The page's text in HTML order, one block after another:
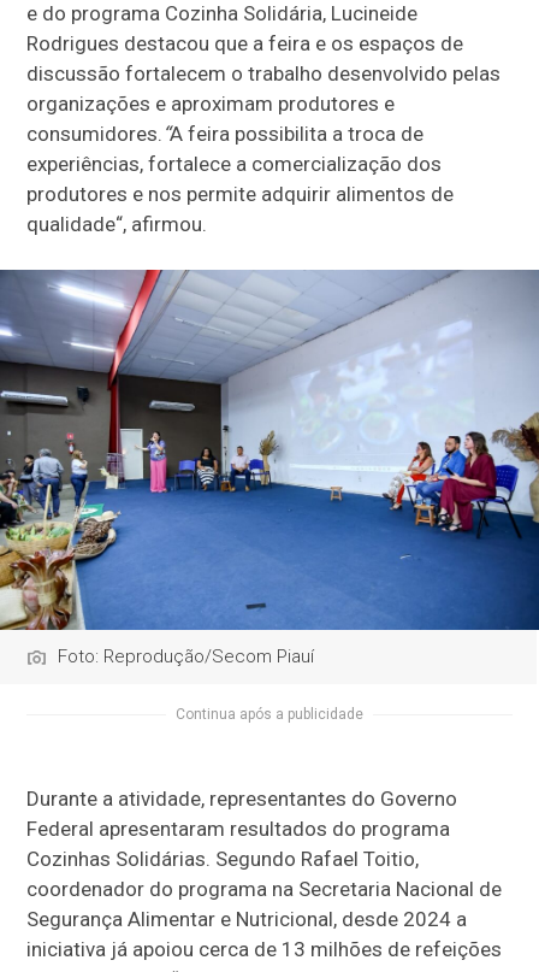
e do programa Cozinha Solidária, Lucineide
Rodrigues destacou que a feira e os espaços de
discussão fortalecem o trabalho desenvolvido pelas
organizações e aproximam produtores e
consumidores. “A feira possibilita a troca de
experiências, fortalece a comercialização dos
produtores e nos permite adquirir alimentos de
qualidade“, afirmou.
Foto: Reprodução/Secom Piauí
Continua após a publicidade
Durante a atividade, representantes do Governo
Federal apresentaram resultados do programa
Cozinhas Solidárias. Segundo Rafael Toitio,
coordenador do programa na Secretaria Nacional de
Segurança Alimentar e Nutricional, desde 2024 a
iniciativa já apoiou cerca de 13 milhões de refeições